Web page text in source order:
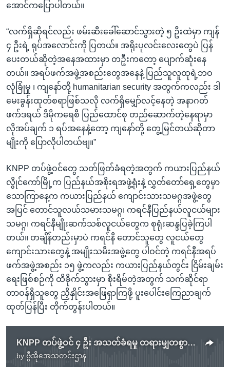
အောင်ကပြောပါတယ်။
“လက်ရှိဆိုရင်လည်း ဖမ်းဆီးခေါ်ဆောင်သွားတဲ့ ၅ ဦးထဲမှာ ကျန်
၄ ဦးရဲ့ ရုပ်အလောင်းကို ပြတယ်။ အရိုးပုလင်းလေးတွေပဲ ပြန်
ပေးတယ်ဆိုတဲ့အနေအထားမှာ တဦးကတော့ ပျောက်ဆုံးနေ
တယ်။ အရပ်ဖက်အဖွဲ့အစည်းတွေအနေနဲ့ ပြည်သူလူထုရဲ့ဘဝ
လုံခြုံမှု ၊ ကျနော်တို့ humanitarian security အတွက်ကလည်း ဒါ
မေးခွန်းထုတ်စရာဖြစ်သလို လက်ရှိမျှော်လင့်နေတဲ့ အနာဂတ်
ဖက်ဒရယ် ဒီမိုကရေစီ ပြည်ထောင်စု တည်ဆောက်တဲ့နေရာမှာ
လိုအပ်ချက် ၁ ရပ်အနေနဲ့တော့ ကျနော်တို့ တွေ့မြင်တယ်ဆိုတာ
မျိုးကို ပြောလိုပါတယ်ဗျ။”
KNPP တပ်ဖွဲ့ဝင်တွေ သတ်ဖြတ်ခံရတဲ့အတွက် ကယားပြည်နယ်
လွိုင်ကော်မြို့က ပြည်နယ်အစိုးရအဖွဲ့ရုံးနဲ့ လွှတ်တော်ရှေ့တွေမှာ
သောကြာနေ့က ကယားပြည်နယ် ကျောင်းသားသမဂ္ဂအဖွဲ့တွေ
အပြင် တောင်သူလယ်သမားသမဂ္ဂ၊ ကရင်နီပြည်နယ်လူငယ်များ
သမဂ္ဂ၊ ကရင်နီမျိုးဆက်သစ်လူငယ်တွေက စုရုံးဆန္ဒပြခဲ့ကြပါ
တယ်။ တချိန်တည်းမှာပဲ ကရင်နီ တောင်သူတွေ လူငယ်တွေ
ကျောင်းသားတွေနဲ့ အမျိုးသမီးအဖွဲ့တွေ ပါဝင်တဲ့ ကရင်နီအရပ်
ဖက်အဖွဲ့အစည်း ၁၅ ဖွဲ့ကလည်း ကယားပြည်နယ်တွင်း ငြိမ်းချမ်း
ရေးဖြစ်စဉ်ကို ထိခိုက်သွားမှာ စိုးရိမ်တဲ့အတွက် သက်ဆိုင်ရာ
တာဝန်ရှိသူတွေ ညှိနှိုင်းအဖြေရှာကြဖို့ ပူးပေါင်းကြေညာချက်
ထုတ်ပြန်ပြီး တိုက်တွန်းပါတယ်။
KNPP တပ်ဖွဲ့ဝင် ၄ ဦး အသတ်ခံရမှု တရားမျှတစွာစစ်ဆေးပေးဖို့ တပ်ချုပ်ထံ KNPP တောင်းဆိုမည်
by ဗွီအိုအေသတင်းဌာန
No media source currently available